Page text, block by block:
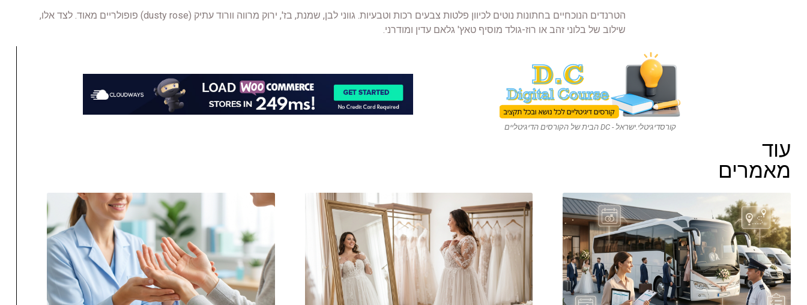
הטרנדים הנוכחיים בחתונות נוטים לכיוון פלטות צבעים רכות וטבעיות. גווני לבן, שמנת, בז', ירוק מרווה וורוד עתיק (dusty rose) פופולריים מאוד. לצד אלו,
שילוב של בלוני זהב או רוז-גולד מוסיף טאץ' גלאם עדין ומודרני.
קורסדיגיטלי.ישראל - DC הבית של הקורסים הדיגיטליים
עוד
מאמרים